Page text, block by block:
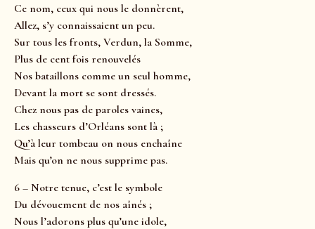
Ce nom, ceux qui nous le donnèrent,
Allez, s’y connaissaient un peu.
Sur tous les fronts, Verdun, la Somme,
Plus de cent fois renouvelés
Nos bataillons comme un seul homme,
Devant la mort se sont dressés.
Chez nous pas de paroles vaines,
Les chasseurs d’Orléans sont là ;
Qu’à leur tombeau on nous enchaîne
Mais qu’on ne nous supprime pas.
6 – Notre tenue, c’est le symbole
Du dévouement de nos aînés ;
Nous l’adorons plus qu’une idole,